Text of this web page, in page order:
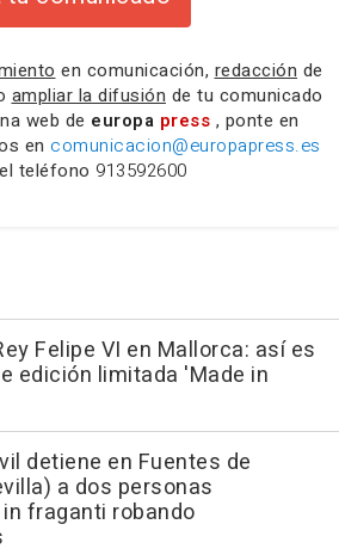
en comunicación, redacción de
ampliar la difusión de tu comunicado
web de europa press , ponte en
en comunicacion@europapress.es
teléfono 913592600
Felipe VI en Mallorca: así es
edición limitada 'Made in
detiene en Fuentes de
a dos personas
fraganti robando